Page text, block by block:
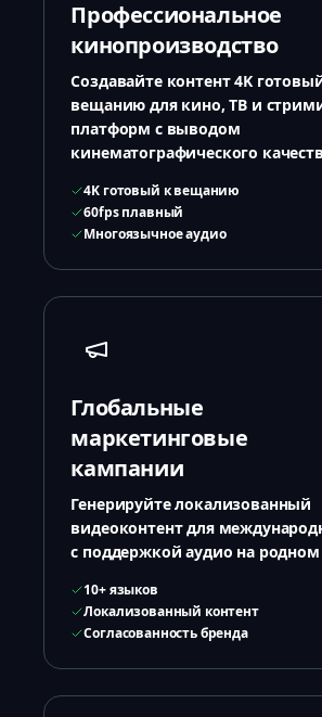
Профессиональное
кинопроизводство
Создавайте контент 4K
вещанию для кино, ТВ и
платформ с выводом
кинематографического
4K готовый к вещанию
60fps плавный
Многоязычное аудио
Глобальные
маркетинговые
кампании
Генерируйте локализованный
видеоконтент для
с поддержкой аудио на
10+ языков
Локализованный контент
Согласованность бренда